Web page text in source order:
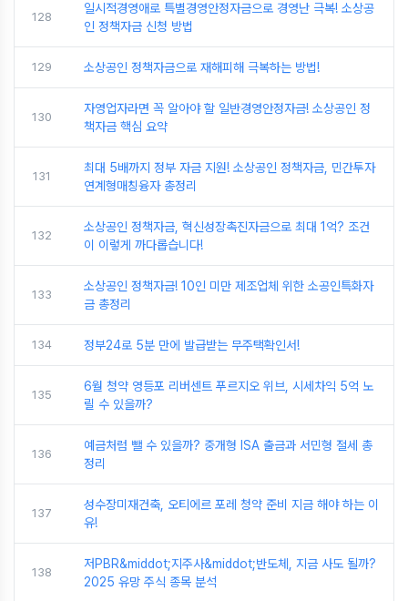
128
일시적경영애로 특별경영안정자금으로 경영난 극복! 소상공
인 정책자금 신청 방법
129 소상공인 정책자금으로 재해피해 극복하는 방법!
130
자영업자라면 꼭 알아야 할 일반경영안정자금! 소상공인 정
책자금 핵심 요약
131
최대 5배까지 정부 자금 지원! 소상공인 정책자금, 민간투자
연계형매칭융자 총정리
132
소상공인 정책자금, 혁신성장촉진자금으로 최대 1억? 조건
이 이렇게 까다롭습니다!
133
소상공인 정책자금! 10인 미만 제조업체 위한 소공인특화자
금 총정리
134 정부24로 5분 만에 발급받는 무주택확인서!
135
6월 청약 영등포 리버센트 푸르지오 위브, 시세차익 5억 노
릴 수 있을까?
136
예금처럼 뺄 수 있을까? 중개형 ISA 출금과 서민형 절세 총
정리
137
성수장미재건축, 오티에르 포레 청약 준비 지금 해야 하는 이
유!
138
저PBR&middot;지주사&middot;반도체, 지금 사도 될까?
2025 유망 주식 종목 분석